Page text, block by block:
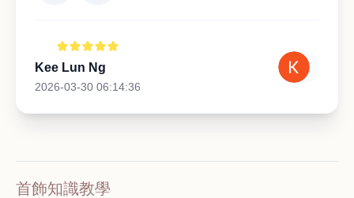
Kee Lun Ng
2026-03-30 06:14:36
首飾知識教學